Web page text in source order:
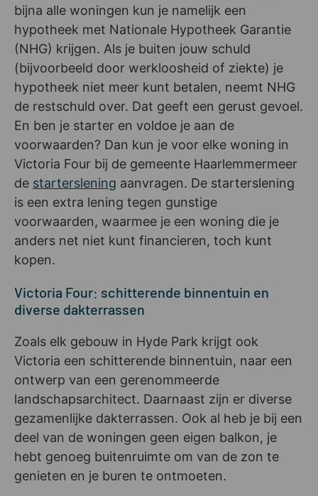
bijna alle woningen kun je namelijk een
hypotheek met Nationale Hypotheek Garantie
(NHG) krijgen. Als je buiten jouw schuld
(bijvoorbeeld door werkloosheid of ziekte) je
hypotheek niet meer kunt betalen, neemt NHG
de restschuld over. Dat geeft een gerust gevoel.
En ben je starter en voldoe je aan de
voorwaarden? Dan kun je voor elke woning in
Victoria Four bij de gemeente Haarlemmermeer
de starterslening aanvragen. De starterslening
is een extra lening tegen gunstige
voorwaarden, waarmee je een woning die je
anders net niet kunt financieren, toch kunt
kopen.
Victoria Four: schitterende binnentuin en
diverse dakterrassen
Zoals elk gebouw in Hyde Park krijgt ook
Victoria een schitterende binnentuin, naar een
ontwerp van een gerenommeerde
landschapsarchitect. Daarnaast zijn er diverse
gezamenlijke dakterrassen. Ook al heb je bij een
deel van de woningen geen eigen balkon, je
hebt genoeg buitenruimte om van de zon te
genieten en je buren te ontmoeten.